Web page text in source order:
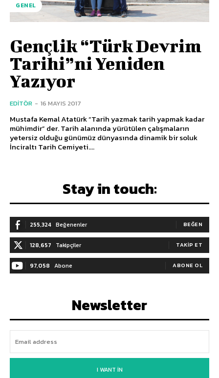
GENEL
Gençlik “Türk Devrim
Tarihi”ni Yeniden
Yazıyor
EDITÖR - 16 MAYIS 2017
Mustafa Kemal Atatürk “Tarih yazmak tarih yapmak kadar
mühimdir” der. Tarih alanında yürütülen çalışmaların
yetersiz olduğu günümüz dünyasında dinamik bir soluk
İnciraltı Tarih Cemiyeti....
Stay in touch:
255,324 Beğenenler BEĞEN
128,657 Takipçiler TAKIP ET
97,058 Abone ABONE OL
Newsletter
I WANT IN